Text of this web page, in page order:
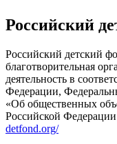
Российский
Российский детский
благотворительная
деятельность в
Федерации,
«Об общественных
Российской
detfond.org/